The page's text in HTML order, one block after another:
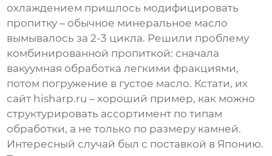
охлаждением пришлось модифицировать
пропитку – обычное минеральное масло
вымывалось за 2-3 цикла. Решили проблему
комбинированной пропиткой: сначала
вакуумная обработка легкими фракциями,
потом погружение в густое масло. Кстати, их
сайт hisharp.ru – хороший пример, как можно
структурировать ассортимент по типам
обработки, а не только по размеру камней.
Интересный случай был с поставкой в Японию.